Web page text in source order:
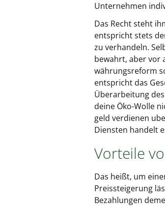
Unternehmen
Das Recht steht
entspricht stets
zu verhandeln.
bewahrt, aber vor
währungsreform
entspricht das
Überarbeitung
deine Öko-Wolle
geld verdienen
Diensten handelt
Vorteile
Das heißt, um
Preissteigerung
Bezahlungen